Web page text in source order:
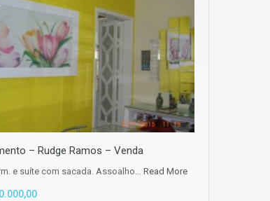
– Rudge Ramos – Venda
e suíte com sacada. Assoalho… Read More